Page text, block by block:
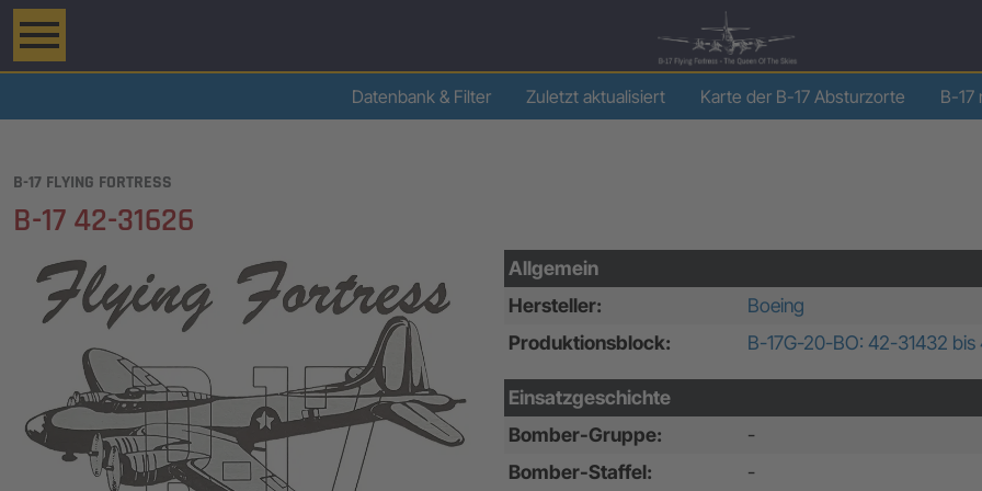
Datenbank & Filter Zuletzt aktualisiert Karte der B-17 Absturzorte B-17
B-17 FLYING FORTRESS
B-17 42-31626
Allgemein
Hersteller:
Boeing
Produktionsblock:
B-17G-20-BO: 42-31432 bis
Einsatzgeschichte
Bomber-Gruppe:
-
Bomber-Staffel:
-